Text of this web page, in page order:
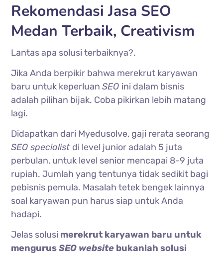
Rekomendasi Jasa SEO
Medan Terbaik, Creativism
Lantas apa solusi terbaiknya?.
Jika Anda berpikir bahwa merekrut karyawan
baru untuk keperluanSEO ini dalam bisnis
adalah pilihan bijak. Coba pikirkan lebih matang
lagi.
Didapatkan dari Myedusolve, gaji rerata seorang
SEO specialist di level junior adalah 5 juta
perbulan, untuk level senior mencapai 8-9 juta
rupiah. Jumlah yang tentunya tidak sedikit bagi
pebisnis pemula. Masalah tetek bengek lainnya
soal karyawan pun harus siap untuk Anda
hadapi.
Jelas solusi merekrut karyawan baru untuk
mengurusSEO website bukanlah solusi